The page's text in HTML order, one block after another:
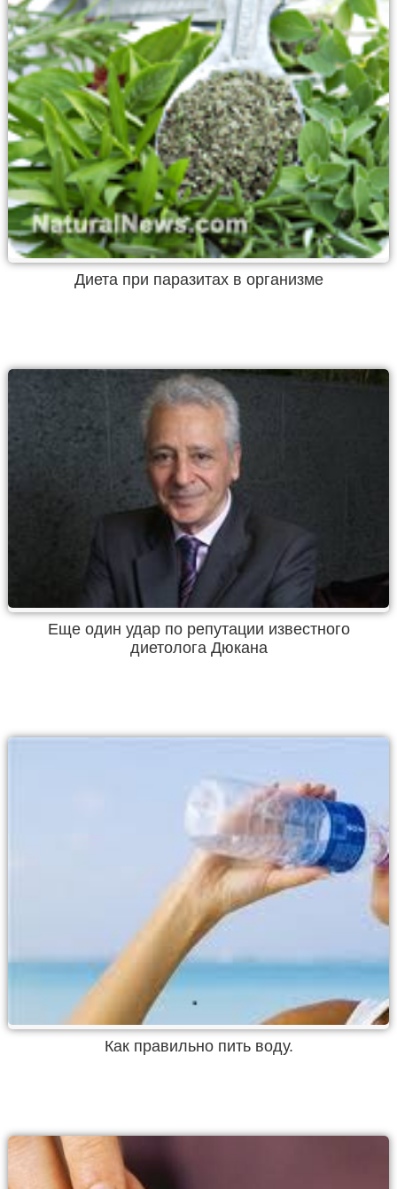
Диета при паразитах в организме
Еще один удар по репутации известного
диетолога Дюкана
Как правильно пить воду.